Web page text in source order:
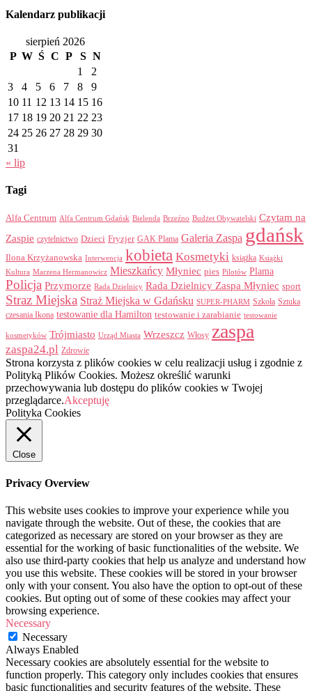
Kalendarz publikacji
sierpień 2026
P W Ś C P S N
1
2
3
4 5 6 7 8
9
10 11 12 13 14 15 16
17 18 19 20 21 22 23
24 25 26 27 28 29 30
31
« lip
Tagi
Alfa Centrum Alfa Centrum Gdańsk Bielenda Brzeźno Budżet Obywatelski Czytam na
Zaspie czytelnictwo Dzieci Fryzjer GAK Plama Galeria Zaspa gdańsk
Ilona Krzyżanowska Interwencja kobieta Kosmetyki książka Książki
Kultura Marzena Hermanowicz Mieszkańcy Młyniec pies Pilotów Plama
Policja Przymorze Rada Dzielnicy Rada Dzielnicy Zaspa Młyniec sport
Straz Miejska Straż Miejska w Gdańsku SUPER-PHARM Szkoła Sztuka
czesania Ikona testowanie dla Hamilton testowanie i zarabianie testowanie
kosmetyków Trójmiasto Urząd Miasta Wrzeszcz Włosy zaspa
zaspa24.pl Zdrowie
Strona korzysta z plików cookies w celu realizacji usług i zgodnie z
Polityką Plików Cookies. Możesz określić warunki
przechowywania lub dostępu do plików cookies w Twojej
przeglądarce.Akceptuję
Polityka Cookies
Close
Privacy Overview
This website uses cookies to improve your experience while you
navigate through the website. Out of these, the cookies that are
categorized as necessary are stored on your browser as they are
essential for the working of basic functionalities of the website. We
also use third-party cookies that help us analyze and understand how
you use this website. These cookies will be stored in your browser
only with your consent. You also have the option to opt-out of these
cookies. But opting out of some of these cookies may affect your
browsing experience.
Necessary
Necessary
Always Enabled
Necessary cookies are absolutely essential for the website to
function properly. This category only includes cookies that ensures
basic functionalities and security features of the website. These